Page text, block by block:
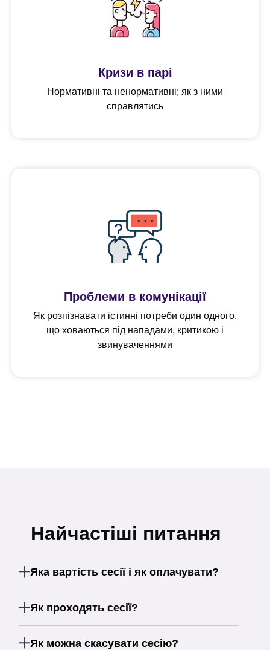
Кризи в парі
Нормативні та ненормативні; як з ними
справлятись
Проблеми в комунікації
Як розпізнавати істинні потреби один одного,
що ховаються під нападами, критикою і
звинуваченнями
Найчастіші питання
Яка вартість сесії і як оплачувати?
Як проходять сесії?
Як можна скасувати сесію?